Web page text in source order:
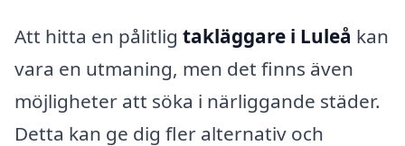
Att hitta en pålitlig takläggare i Luleå kan
vara en utmaning, men det finns även
möjligheter att söka i närliggande städer.
Detta kan ge dig fler alternativ och